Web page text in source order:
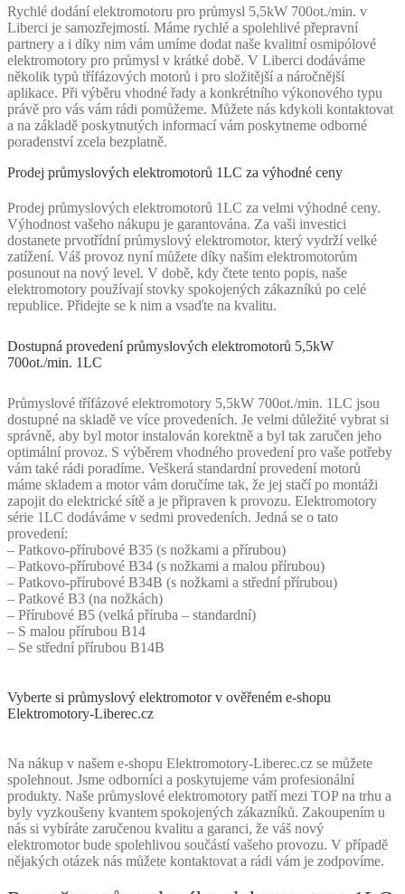
Rychlé dodání elektromotoru pro průmysl 5,5kW 700ot./min. v
Liberci je samozřejmostí. Máme rychlé a spolehlivé přepravní
partnery a i díky nim vám umíme dodat naše kvalitní osmipólové
elektromotory pro průmysl v krátké době. V Liberci dodáváme
několik typů třífázových motorů i pro složitější a náročnější
aplikace. Při výběru vhodné řady a konkrétního výkonového typu
právě pro vás vám rádi pomůžeme. Můžete nás kdykoli kontaktovat
a na základě poskytnutých informací vám poskytneme odborné
poradenství zcela bezplatně.
Prodej průmyslových elektromotorů 1LC za výhodné ceny
Prodej průmyslových elektromotorů 1LC za velmi výhodné ceny.
Výhodnost vašeho nákupu je garantována. Za vaši investici
dostanete prvotřídní průmyslový elektromotor, který vydrží velké
zatížení. Váš provoz nyní můžete díky našim elektromotorům
posunout na nový level. V době, kdy čtete tento popis, naše
elektromotory používají stovky spokojených zákazníků po celé
republice. Přidejte se k nim a vsaďte na kvalitu.
Dostupná provedení průmyslových elektromotorů 5,5kW
700ot./min. 1LC
Průmyslové třífázové elektromotory 5,5kW 700ot./min. 1LC jsou
dostupné na skladě ve více provedeních. Je velmi důležité vybrat si
správně, aby byl motor instalován korektně a byl tak zaručen jeho
optimální provoz. S výběrem vhodného provedení pro vaše potřeby
vám také rádi poradíme. Veškerá standardní provedení motorů
máme skladem a motor vám doručíme tak, že jej stačí po montáži
zapojit do elektrické sítě a je připraven k provozu. Elektromotory
série 1LC dodáváme v sedmi provedeních. Jedná se o tato
provedení:
– Patkovo-přírubové B35 (s nožkami a přírubou)
– Patkovo-přírubové B34 (s nožkami a malou přírubou)
– Patkovo-přírubové B34B (s nožkami a střední přírubou)
– Patkové B3 (na nožkách)
– Přírubové B5 (velká příruba – standardní)
– S malou přírubou B14
– Se střední přírubou B14B
Vyberte si průmyslový elektromotor v ověřeném e-shopu
Elektromotory-Liberec.cz
Na nákup v našem e-shopu Elektromotory-Liberec.cz se můžete
spolehnout. Jsme odborníci a poskytujeme vám profesionální
produkty. Naše průmyslové elektromotory patří mezi TOP na trhu a
byly vyzkoušeny kvantem spokojených zákazníků. Zakoupením u
nás si vybíráte zaručenou kvalitu a garanci, že váš nový
elektromotor bude spolehlivou součástí vašeho provozu. V případě
nějakých otázek nás můžete kontaktovat a rádi vám je zodpovíme.